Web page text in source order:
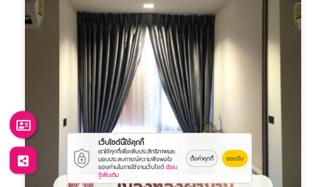
เว็บไซต์นี้ใช้คุกกี้
เราใช้คุกกี้เพื่อเพิ่มประสิทธิภาพและ
มอบประสบการณ์ความพึงพอใจ
ของท่านในการใช้งานเว็บไซต์ เรียน
รู้เพิ่มเติม
ตั้งค่าคุกกี้ ยอมรับ